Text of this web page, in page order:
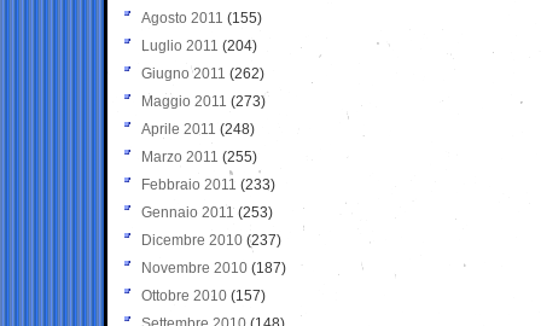
Agosto 2011 (155)
Luglio 2011 (204)
Giugno 2011 (262)
Maggio 2011 (273)
Aprile 2011 (248)
Marzo 2011 (255)
Febbraio 2011 (233)
Gennaio 2011 (253)
Dicembre 2010 (237)
Novembre 2010 (187)
Ottobre 2010 (157)